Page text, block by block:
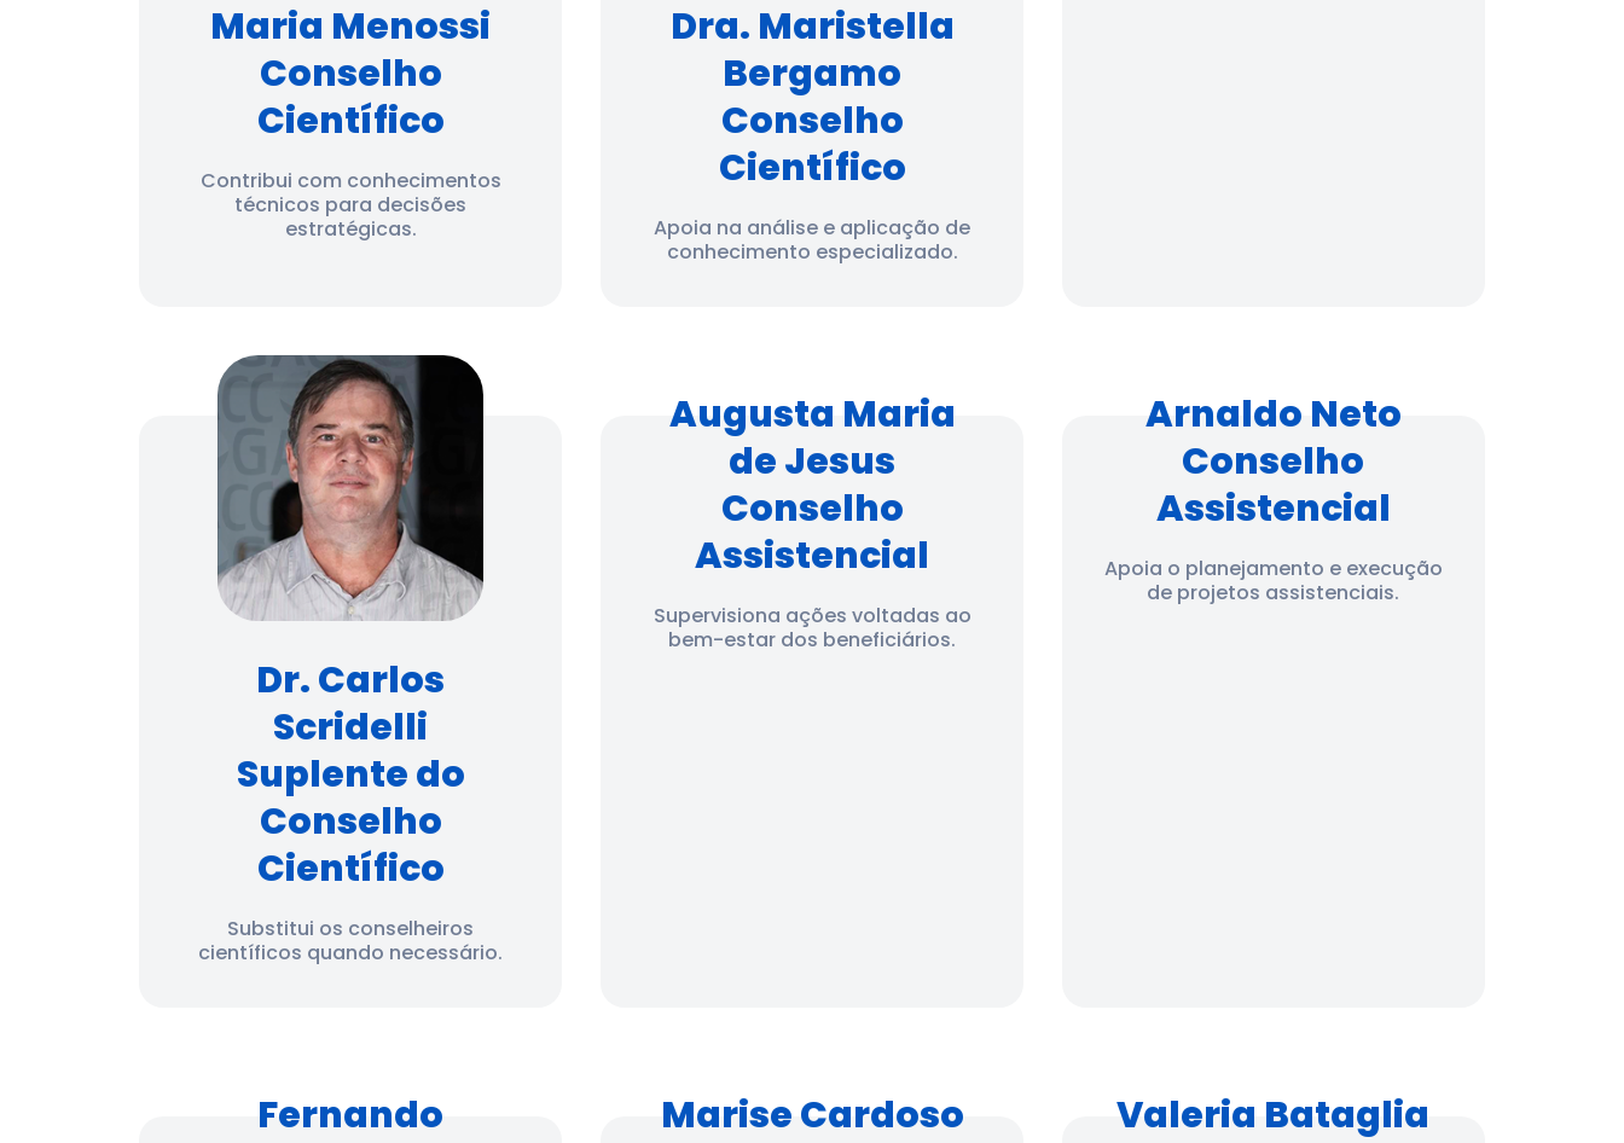
Maria Menossi
Conselho
Científico
Contribui com conhecimentos
técnicos para decisões
estratégicas.
Dra. Maristella
Bergamo
Conselho
Científico
Apoia na análise e aplicação de
conhecimento especializado.
Dr. Carlos
Scridelli
Suplente do
Conselho
Científico
Substitui os conselheiros
científicos quando necessário.
Augusta Maria
de Jesus
Conselho
Assistencial
Supervisiona ações voltadas ao
bem-estar dos beneficiários.
Arnaldo Neto
Conselho
Assistencial
Apoia o planejamento e execução
de projetos assistenciais.
Fernando
Marise Cardoso
Valeria Bataglia